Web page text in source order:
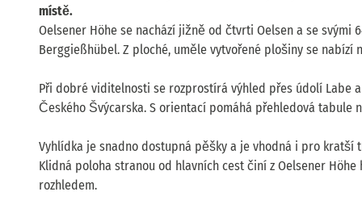
místě.
Oelsener Höhe se nachází jižně od čtvrti Oelsen a se
Berggießhübel. Z ploché, uměle vytvořené plošiny se nabízí
Při dobré viditelnosti se rozprostírá výhled přes údolí Labe
Českého Švýcarska. S orientací pomáhá přehledová tabule
Vyhlídka je snadno dostupná pěšky a je vhodná i pro
Klidná poloha stranou od hlavních cest činí z Oelsener
rozhledem.